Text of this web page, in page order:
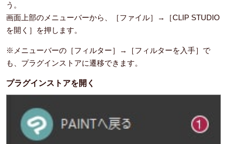
う。
画面上部のメニューバーから、［ファイル］→［CLIP STUDIO
を開く］を押します。
※メニューバーの［フィルター］→［フィルターを入手］で
も、プラグインストアに遷移できます。
プラグインストアを開く